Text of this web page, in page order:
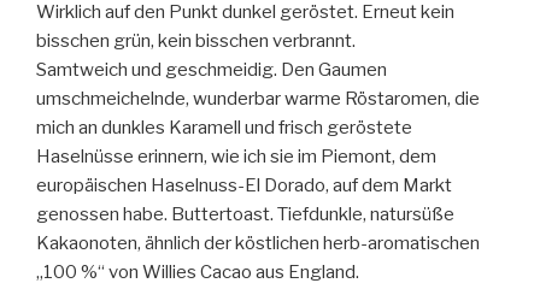
Wirklich auf den Punkt dunkel geröstet. Erneut kein
bisschen grün, kein bisschen verbrannt.
Samtweich und geschmeidig. Den Gaumen
umschmeichelnde, wunderbar warme Röstaromen, die
mich an dunkles Karamell und frisch geröstete
Haselnüsse erinnern, wie ich sie im Piemont, dem
europäischen Haselnuss-El Dorado, auf dem Markt
genossen habe. Buttertoast. Tiefdunkle, natursüße
Kakaonoten, ähnlich der köstlichen herb-aromatischen
„100 %“ von Willies Cacao aus England.